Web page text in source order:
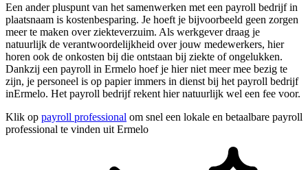
Een ander pluspunt van het samenwerken met een payroll bedrijf in
plaatsnaam is kostenbesparing. Je hoeft je bijvoorbeeld geen zorgen
meer te maken over ziekteverzuim. Als werkgever draag je
natuurlijk de verantwoordelijkheid over jouw medewerkers, hier
horen ook de onkosten bij die ontstaan bij ziekte of ongelukken.
Dankzij een payroll in Ermelo hoef je hier niet meer mee bezig te
zijn, je personeel is op papier immers in dienst bij het payroll bedrijf
inErmelo. Het payroll bedrijf rekent hier natuurlijk wel een fee voor.
Klik op payroll professional om snel een lokale en betaalbare payroll
professional te vinden uit Ermelo